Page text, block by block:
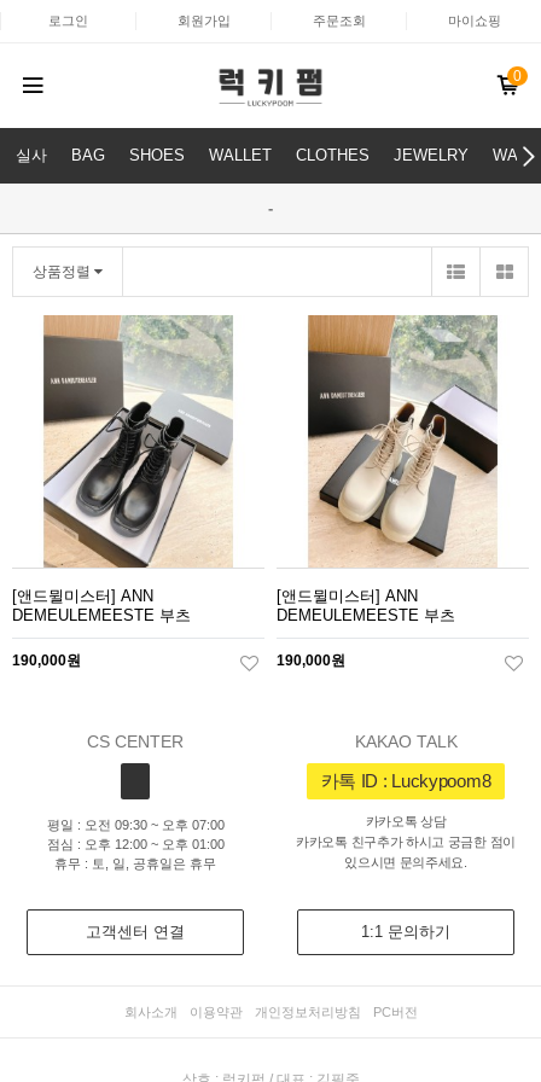
로그인 회원가입 주문조회 마이쇼핑
0
실사 BAG SHOES WALLET CLOTHES JEWELRY
-
상품정렬
[앤드뮐미스터] ANN
DEMEULEMEESTE 부츠
190,000원
[앤드뮐미스터] ANN
DEMEULEMEESTE 부츠
190,000원
CS CENTER
평일 : 오전 09:30 ~ 오후 07:00
점심 : 오후 12:00 ~ 오후 01:00
휴무 : 토, 일, 공휴일은 휴무
KAKAO TALK
카톡 ID : Luckypoom8
카카오톡 상담
카카오톡 친구추가 하시고 궁금한 점이
있으시면 문의주세요.
고객센터 연결 1:1 문의하기
회사소개 이용약관 개인정보처리방침 PC버전